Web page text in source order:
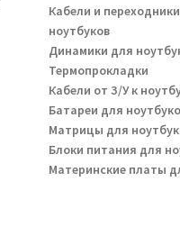
Кабели и
ноутбуков
Динамики для
Термопрокладки
Кабели от З/У к
Батареи для
Матрицы для
Блоки питания для
Материнские платы